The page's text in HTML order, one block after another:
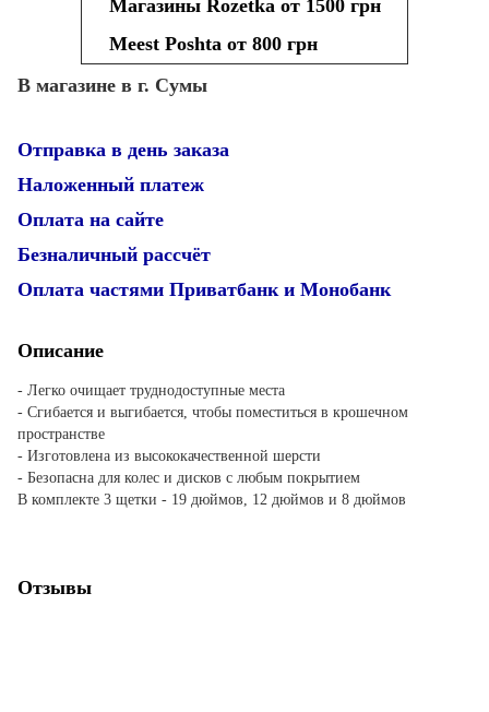
Магазины Rozetka от 1500 грн
Meest Poshta от 800 грн
В магазине в г. Сумы
Отправка в день заказа
Наложенный платеж
Оплата на сайте
Безналичный рассчёт
Оплата частями Приватбанк и Монобанк
Описание
- Легко очищает труднодоступные места
- Сгибается и выгибается, чтобы поместиться в крошечном
пространстве
- Изготовлена из высококачественной шерсти
- Безопасна для колес и дисков с любым покрытием
В комплекте 3 щетки - 19 дюймов, 12 дюймов и 8 дюймов
Отзывы